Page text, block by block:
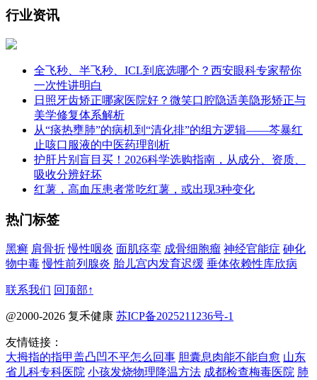
行业资讯
全飞秒、半飞秒、ICL到底选哪个？西安眼科专家帮你
一次性讲明白
日照牙齿矫正哪家医院好？微笑口腔隐适美隐形矫正与
美学修复体系解析
从“痰热壅肺”的病机到“清化排”的组方逻辑——芩暴红
止咳口服液的中医药理剖析
护肝片别盲目买！2026科学选购指南，从成分、资质、
吸收分辨好坏
红薯，高血压患者常吃红薯，或出现3种变化
热门标签
黑癣 肩骨折 慢性咽炎 面肌痉挛 成骨细胞瘤 神经官能症 砷化
物中毒 慢性前列腺炎 胎儿宫内发育迟缓 垂体依赖性库欣病
联系我们 回顶部↑
@2000-2026 复禾健康 苏ICP备2025211236号-1
友情链接：
大拇指的指甲盖凸凹不平怎么回事 胆囊息肉能不能自愈 山东
省儿科专科医院 小孩发烧物理降温方法 成都检查梅毒医院 肺